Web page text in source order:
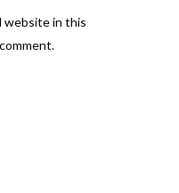
website in this